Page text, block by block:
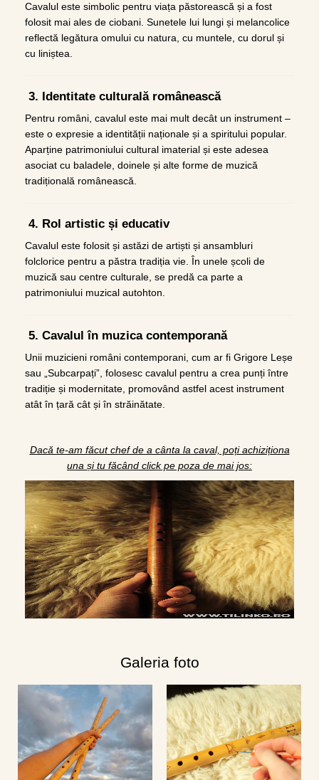
Cavalul este simbolic pentru viața păstorească și a fost
folosit mai ales de ciobani. Sunetele lui lungi și melancolice
reflectă legătura omului cu natura, cu muntele, cu dorul și
cu liniștea.
3. Identitate culturală românească
Pentru români, cavalul este mai mult decât un instrument –
este o expresie a identității naționale și a spiritului popular.
Aparține patrimoniului cultural imaterial și este adesea
asociat cu baladele, doinele și alte forme de muzică
tradițională românească.
4. Rol artistic și educativ
Cavalul este folosit și astăzi de artiști și ansambluri
folclorice pentru a păstra tradiția vie. În unele școli de
muzică sau centre culturale, se predă ca parte a
patrimoniului muzical autohton.
5. Cavalul în muzica contemporană
Unii muzicieni români contemporani, cum ar fi Grigore Leșe
sau „Subcarpați”, folosesc cavalul pentru a crea punți între
tradiție și modernitate, promovând astfel acest instrument
atât în țară cât și în străinătate.
Dacă te-am făcut chef de a cânta la caval, poți achiziționa
una și tu făcând click pe poza de mai jos:
Galeria foto